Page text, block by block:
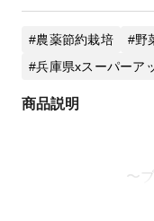
農薬節約栽培 野
兵庫県xスーパーア
商品説明
〜ブラン